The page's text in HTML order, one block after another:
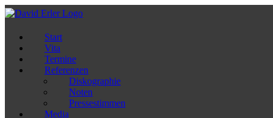
Zum
Inhalt
Start
Vita
Termine
Referenzen
Diskographie
Noten
Pressestimmen
Media